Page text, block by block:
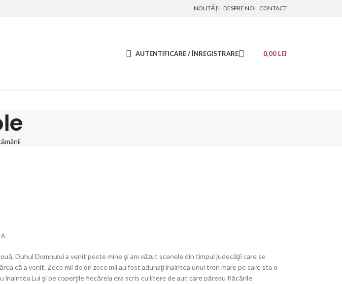
NOUTĂȚI DESPRE NOI CONTACT
AUTENTIFICARE / ÎNREGISTRARE 0,00 LEI
Duhul Domnului a venit peste mine şi am văzut scenele din timpul judecăţii care se
că a venit. Zece mii de ori zece mii au fost adunaţi înaintea unui tron mare pe care sta o
Lui şi pe coperţile fiecăreia era scris cu litere de aur, care păreau flăcările